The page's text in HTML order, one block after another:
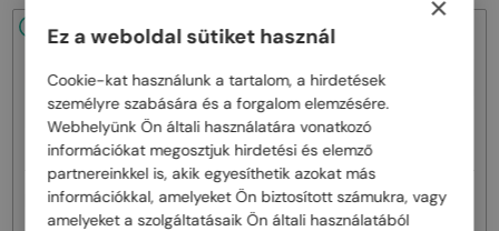
48/72 -25%
Balmain—Napszemüvegek
BPS-169 VICTOIRE - C - 60
48/72
Balmain—Napszemüvegek
BPS-169 VICTOIRE - A - 60
×
Ez a weboldal sütiket használ
Cookie-kat használunk a tartalom, a hirdetések
személyre szabására és a forgalom elemzésére.
Webhelyünk Ön általi használatára vonatkozó
információkat megosztjuk hirdetési és elemző
partnereinkkel is, akik egyesíthetik azokat más
információkkal, amelyeket Ön biztosított számukra, vagy
amelyeket a szolgáltatásaik Ön általi használatából